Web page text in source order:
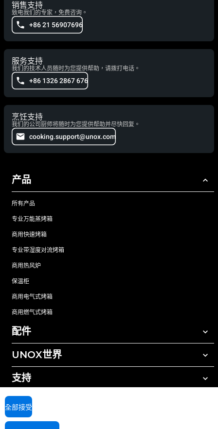
销售支持
致电我们的专家，免费咨询。
+86 21 56907696
服务支持
我们的技术人员随时为您提供帮助，请拨打电话。
+86 1326 2867 676
烹饪支持
我们的公司厨师将随时为您提供帮助并尽快回复。
cooking.support@unox.com
产品
所有产品
专业万能蒸烤箱
商用快速烤箱
专业带湿度对流烤箱
商用热风炉
保温柜
商用电气式烤箱
商用燃气式烤箱
配件
所有配件
手动清洗清洁剂
树脂过滤水处理
反渗透水处理
UNOX世界
我们在全球的办事处
支持
UNOX质保
查找经销商
全部接受